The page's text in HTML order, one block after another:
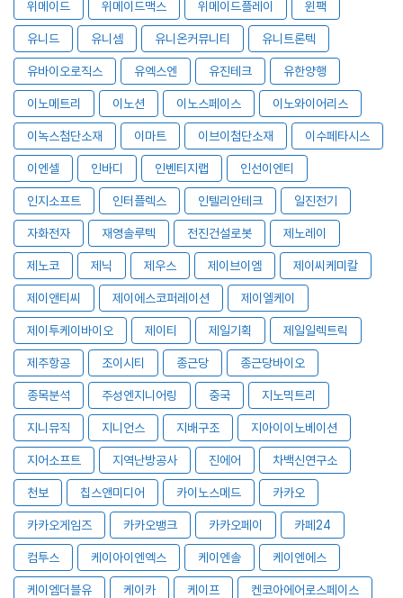
위메이드 위메이드맥스 위메이드플레이 윈팩
유니드 유니셈 유니온커뮤니티 유니트론텍
유바이오로직스 유엑스엔 유진테크 유한양행
이노메트리 이노션 이노스페이스 이노와이어리스
이녹스첨단소재 이마트 이브이첨단소재 이수페타시스
이엔셀 인바디 인벤티지랩 인선이엔티
인지소프트 인터플렉스 인텔리안테크 일진전기
자화전자 재영솔루텍 전진건설로봇 제노레이
제노코 제닉 제우스 제이브이엠 제이씨케미칼
제이앤티씨 제이에스코퍼레이션 제이엘케이
제이투케이바이오 제이티 제일기획 제일일렉트릭
제주항공 조이시티 종근당 종근당바이오
종목분석 주성엔지니어링 중국 지노믹트리
지니뮤직 지니언스 지배구조 지아이이노베이션
지어소프트 지역난방공사 진에어 차백신연구소
천보 칩스앤미디어 카이노스메드 카카오
카카오게임즈 카카오뱅크 카카오페이 카페24
컴투스 케이아이엔엑스 케이엔솔 케이엔에스
케이엠더블유 케이카 케이프 켄코아에어로스페이스